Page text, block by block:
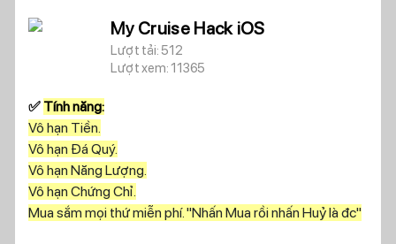
My Cruise Hack iOS
Lượt tải: 512
Lượt xem: 11365
✅ Tính năng:
Vô hạn Tiền.
Vô hạn Đá Quý.
Vô hạn Năng Lượng.
Vô hạn Chứng Chỉ.
Mua sắm mọi thứ miễn phí. "Nhấn Mua rồi nhấn Huỷ là đc"